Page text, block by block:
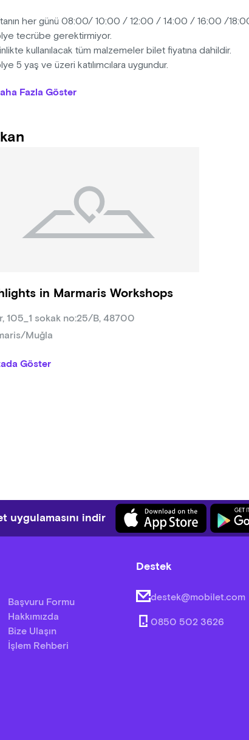
her günü 08:00/ 10:00 / 12:00 / 14:00 / 16:00 /
tecrübe gerektirmiyor.
kullanılacak tüm malzemeler bilet fiyatına dahildir.
5 yaş ve üzeri katılımcılara uygundur.
yer ayırtılmalıdır.
gecikme süresi 15 dakikadır, 15 dakikadan sonra
Fazla Göster
in Marmaris Workshops
105_1 sokak no:25/B, 48700
Muğla
Göster
uygulamasını indir
Başvuru Formu
Hakkımızda
Bize Ulaşın
İşlem Rehberi
Destek
destek@mobilet.com
0850 502 3626